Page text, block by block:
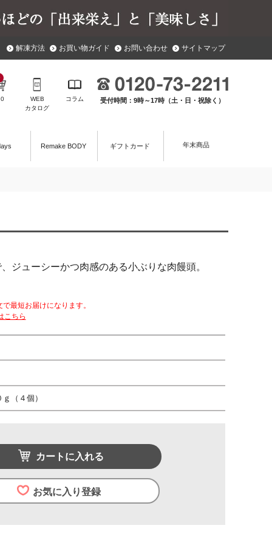
解凍方法 お買い物ガイド お問い合わせ サイトマップ
受付時間：9時～17時（土・日・祝除く）
0
WEB
カタログ
コラム
Remake BODY ギフトカード 年末商品
ジューシーかつ肉感のある小ぶりな肉饅頭。
最短お届けになります。
こちら
（４個）
カートに入れる
お気に入り登録